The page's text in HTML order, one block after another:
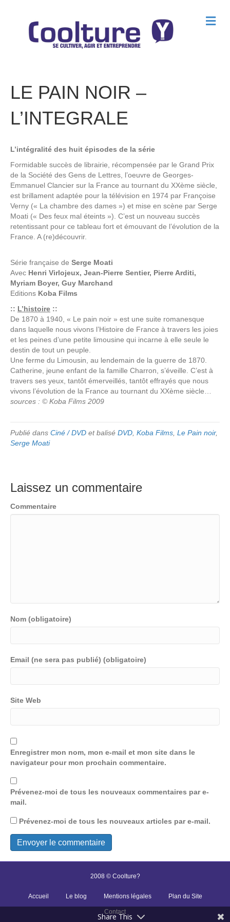
M
e
LE PAIN NOIR –
L’INTEGRALE
L’intégralité des huit épisodes de la série
Formidable succès de librairie, récompensée par le Grand Prix
de la Société des Gens de Lettres, l’oeuvre de Georges-
Emmanuel Clancier sur la France au tournant du XXème siècle,
est brillament adaptée pour la télévision en 1974 par Françoise
Verny (« La chambre des dames ») et mise en scène par Serge
Moati (« Des feux mal éteints »). C’est un nouveau succès
retentissant pour ce tableau fort et émouvant de l’évolution de la
France. A (re)découvrir.
Série française de Serge Moati
Avec Henri Virlojeux, Jean-Pierre Sentier, Pierre Arditi,
Myriam Boyer, Guy Marchand
Editions Koba Films
:: L’histoire ::
De 1870 à 1940, « Le pain noir » est une suite romanesque
dans laquelle nous vivons l’Histoire de France à travers les joies
et les peines d’une petite limousine qui incarne à elle seule le
destin de tout un peuple.
Une ferme du Limousin, au lendemain de la guerre de 1870.
Catherine, jeune enfant de la famille Charron, s’éveille. C’est à
travers ses yeux, tantôt émerveillés, tantôt effrayés que nous
vivons l’évolution de la France au tournant du XXème siècle…
sources : © Koba Films 2009
Publié dans Ciné / DVD et balisé DVD Koba Films Le Pain noir,
Serge Moati
Laissez un commentaire
Commentaire
Nom (obligatoire)
Email (ne sera pas publié) (obligatoire)
Site Web
Enregistrer mon nom, mon e-mail et mon site dans le
navigateur pour mon prochain commentaire.
Prévenez-moi de tous les nouveaux commentaires par e-
mail.
Prévenez-moi de tous les nouveaux articles par e-mail.
2008 © Coolture?
Accueil Le blog Mentions légales Plan du Site
Contact
Share This